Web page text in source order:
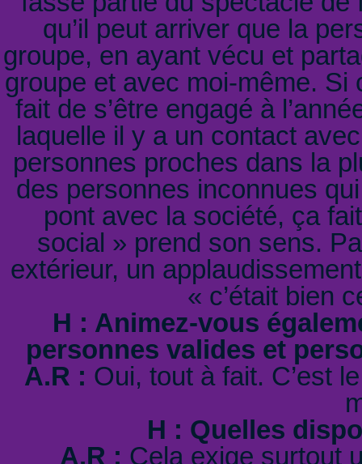
qu’il peut arriver que la
groupe, en ayant vécu et
groupe et avec moi-même. Si
fait de s’être engagé à
laquelle il y a un contact
personnes proches dans la
des personnes inconnues
pont avec la société, ça
social » prend son sens.
extérieur, un
« c’était bien
H : Animez-vous
personnes valides et
A.R : Oui, tout à fait. C’est
H : Quelles
A.R : Cela exige surtout